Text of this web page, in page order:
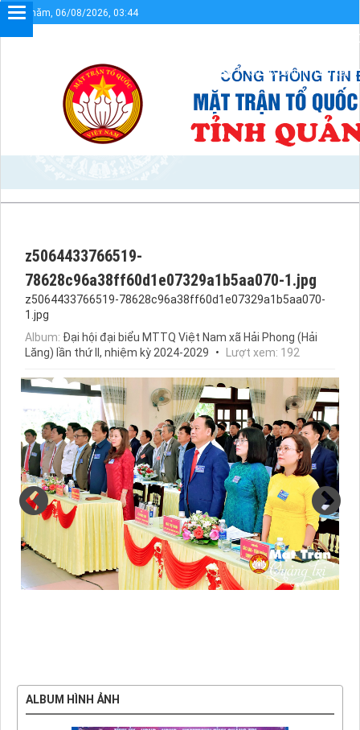
Thứ năm, 06/08/2026, 03:44
Chào mừng bạn đến với
Sơ đồ cổng Liên kết
z5064433766519-
78628c96a38ff60d1e07329a1b5aa070-1.jpg
z5064433766519-78628c96a38ff60d1e07329a1b5aa070-
1.jpg
Album: Ðại hội đại biểu MTTQ Việt Nam xã Hải Phong (Hải
Lăng) lần thứ II, nhiệm kỳ 2024-2029
Lượt xem: 192
ALBUM HÌNH ẢNH